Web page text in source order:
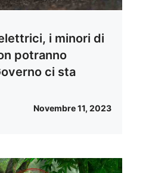
i minori di
potranno
ci sta
Novembre 11, 2023